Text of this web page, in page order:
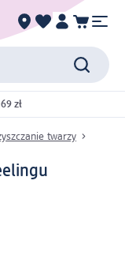
zł
twarzy